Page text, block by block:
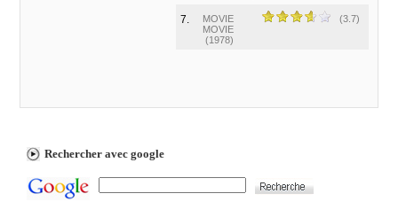
7.
MOVIE
MOVIE
(1978)
(3.7)
Rechercher avec google